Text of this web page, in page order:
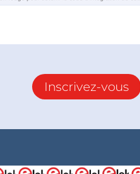
Inscrivez-vous